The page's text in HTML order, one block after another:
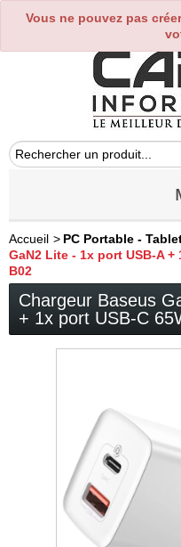
Vous ne pouvez pas
0
Accueil > PC Portable -
GaN2 Lite - 1x port USB-A +
B02
Chargeur Baseus
+ 1x port USB-C